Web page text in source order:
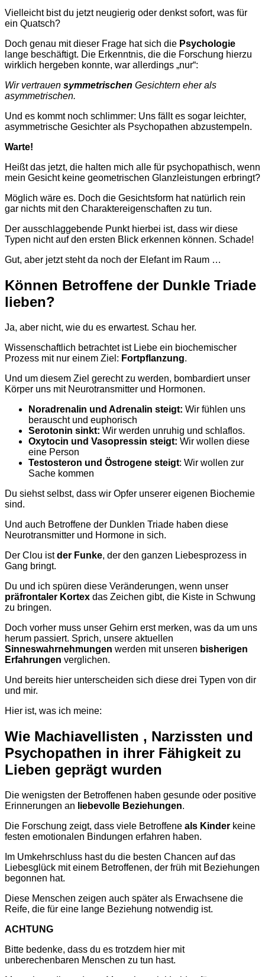
Vielleicht bist du jetzt neugierig oder denkst sofort, was für
ein Quatsch?
Doch genau mit dieser Frage hat sich die Psychologie
lange beschäftigt. Die Erkenntnis, die die Forschung hierzu
wirklich hergeben konnte, war allerdings „nur“:
Wir vertrauen symmetrischen Gesichtern eher als
asymmetrischen.
Und es kommt noch schlimmer: Uns fällt es sogar leichter,
asymmetrische Gesichter als Psychopathen abzustempeln.
Warte!
Heißt das jetzt, die halten mich alle für psychopathisch, wenn
mein Gesicht keine geometrischen Glanzleistungen erbringt?
Möglich wäre es. Doch die Gesichtsform hat natürlich rein
gar nichts mit den Charaktereigenschaften zu tun.
Der ausschlaggebende Punkt hierbei ist, dass wir diese
Typen nicht auf den ersten Blick erkennen können. Schade!
Gut, aber jetzt steht da noch der Elefant im Raum …
Können Betroffene der Dunkle Triade
lieben?
Ja, aber nicht, wie du es erwartest. Schau her.
Wissenschaftlich betrachtet ist Liebe ein biochemischer
Prozess mit nur einem Ziel: Fortpflanzung.
Und um diesem Ziel gerecht zu werden, bombardiert unser
Körper uns mit Neurotransmitter und Hormonen.
Noradrenalin und Adrenalin steigt: Wir fühlen uns
berauscht und euphorisch
Serotonin sinkt: Wir werden unruhig und schlaflos.
Oxytocin und Vasopressin steigt: Wir wollen diese
eine Person
Testosteron und Östrogene steigt: Wir wollen zur
Sache kommen
Du siehst selbst, dass wir Opfer unserer eigenen Biochemie
sind.
Und auch Betroffene der Dunklen Triade haben diese
Neurotransmitter und Hormone in sich.
Der Clou istder Funke, der den ganzen Liebesprozess in
Gang bringt.
Du und ich spüren diese Veränderungen, wenn unser
präfrontaler Kortex das Zeichen gibt, die Kiste in Schwung
zu bringen.
Doch vorher muss unser Gehirn erst merken, was da um uns
herum passiert. Sprich, unsere aktuellen
Sinneswahrnehmungen werden mit unseren bisherigen
Erfahrungen verglichen.
Und bereits hier unterscheiden sich diese drei Typen von dir
und mir.
Hier ist, was ich meine:
Wie Machiavellisten , Narzissten und
Psychopathen in ihrer Fähigkeit zu
Lieben geprägt wurden
Die wenigsten der Betroffenen haben gesunde oder positive
Erinnerungen an liebevolle Beziehungen.
Die Forschung zeigt, dass viele Betroffene als Kinder keine
festen emotionalen Bindungen erfahren haben.
Im Umkehrschluss hast du die besten Chancen auf das
Liebesglück mit einem Betroffenen, der früh mit Beziehungen
begonnen hat.
Diese Menschen zeigen auch später als Erwachsene die
Reife, die für eine lange Beziehung notwendig ist.
ACHTUNG
Bitte bedenke, dass du es trotzdem hier mit
unberechenbaren Menschen zu tun hast.